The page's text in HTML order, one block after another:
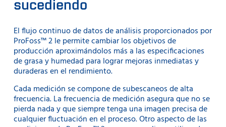
El flujo continuo de datos de análisis proporcionados por
ProFoss™ 2 le permite cambiar los objetivos de
producción aproximándolos más a las especificaciones
de grasa y humedad para lograr mejoras inmediatas y
duraderas en el rendimiento.
Cada medición se compone de subescaneos de alta
frecuencia. La frecuencia de medición asegura que no se
pierda nada y que siempre tenga una imagen precisa de
cualquier fluctuación en el proceso. Otro aspecto de las